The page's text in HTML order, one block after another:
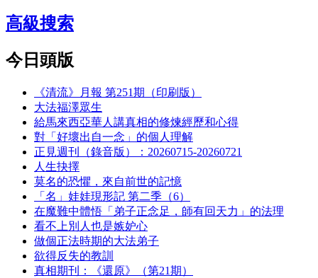
高級搜索
今日頭版
《清流》月報 第251期（印刷版）
大法福澤眾生
給馬來西亞華人講真相的修煉經歷和心得
對「好壞出自一念」的個人理解
正見週刊（錄音版）：20260715-20260721
人生抉擇
莫名的恐懼，來自前世的記憶
「名」娃娃現形記 第二季（6）
在魔難中體悟「弟子正念足，師有回天力」的法理
看不上別人也是嫉妒心
做個正法時期的大法弟子
欲得反失的教訓
真相期刊：《還原》（第21期）